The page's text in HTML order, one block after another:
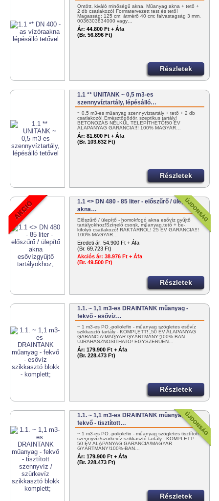
Öntött, kiváló minőségű akna. Műanyag akna + tető +
2 db csatlakozó! Formatervezett test és tető!
Magasság: 125 cm; átmérő 40 cm; falvastagság 3 mm.
0036303834000 vagy…
Ár: 44.800 Ft + Áfa
(Br. 56.896 Ft)
Részletek
1.1 ** UNITANK ~ 0,5 m3-es
szennyvíztartály, lépésálló…
~ 0,5 m3-es műanyag szennyvíztartály + tető + 2 db
csatlakozó! Emésztőgödör, szeptikus tartály!
BETONOZÁS NÉLKÜL TELEPÍTHETŐ!50 ÉV
ALAPANYAG GARANCIA!!! 100% MAGYAR…
Ár: 81.600 Ft + Áfa
(Br. 103.632 Ft)
Részletek
1.1 <> DN 480 - 85 liter - előszűrő / ülepítő
akna…
Előszűrő / ülepítő - homokfogó akna esővíz gyűjtő
tartályokhoz!Színelő csonk, műanyag tető + be-,
kifolyó csatlakozó! RAKTÁRRÓL! 25 ÉV GARANCIA!!!
100% MAGYAR…
Eredeti ár: 54.900 Ft + Áfa
(Br. 69.723 Ft)
Akciós ár: 38.976 Ft + Áfa
(Br. 49.500 Ft)
Részletek
1.1. ~ 1,1 m3-es DRAINTANK műanyag -
fekvő - esővíz…
~ 1 m3-es PO.-poliolefin - műanyag szögletes esővíz
szikkasztó tartály - KOMPLETT! 50 ÉV ALAPANYAG
GARANCIA!MAGYAR GYÁRTMÁNY!100%-BAN
ÚJRAHASZNOSÍTHATÓ! EGYSZERŰEN…
Ár: 179.900 Ft + Áfa
(Br. 228.473 Ft)
Részletek
1.1. ~ 1,1 m3-es DRAINTANK műanyag -
fekvő - tisztított…
~ 1 m3-es PO.-poliolefin - műanyag szögletes tisztított
szennyvíz/szürkevíz szikkasztó tartály - KOMPLETT!
50 ÉV ALAPANYAG GARANCIA!MAGYAR
GYÁRTMÁNY!100%-BAN…
Ár: 179.900 Ft + Áfa
(Br. 228.473 Ft)
Részletek